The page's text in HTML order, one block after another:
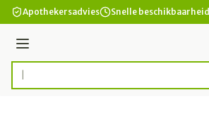
Ga naar de inhoud
Apothekersadvies Snelle beschikbaarheid
Menu
Product, merk, categorie...